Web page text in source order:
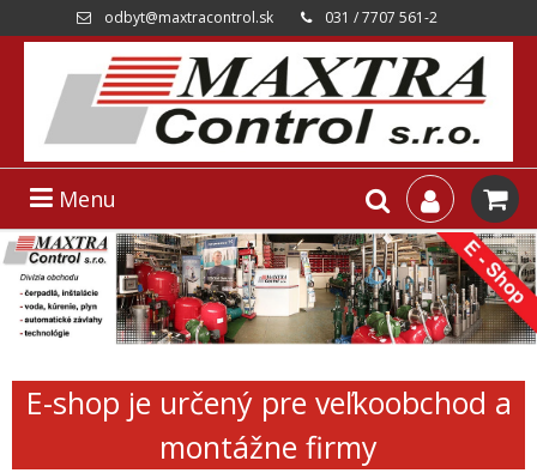
odbyt@maxtracontrol.sk 031 / 7707 561-2
Menu
E-shop je určený pre veľkoobchod a
montážne firmy